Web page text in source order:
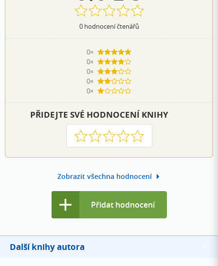
0hodnocení čtenářů
0×
5 hvězdiček
0×
4 hvězdičky
0×
3 hvězdičky
0×
2 hvězdičky
0×
1 hvezdička
PŘIDEJTE SVÉ HODNOCENÍ KNIHY
1 2 3 4 5
Zobrazit všechna hodnocení
Přidat hodnocení
Další knihy autora